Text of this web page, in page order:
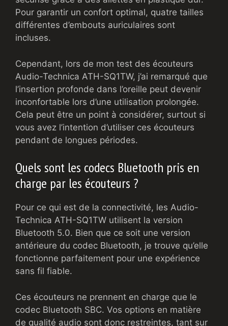
Pour garantir un confort optimal, quatre tailles
différentes d’embouts auriculaires sont
incluses.
Cependant, lors de mon test des écouteurs
Audio-Technica ATH-SQ1TW, j’ai remarqué que
l’insertion profonde dans l’oreille peut devenir
inconfortable lors d’une utilisation prolongée.
Cela peut être un point à considérer, surtout si
vous avez l’intention d’utiliser ces écouteurs
pendant de longues périodes.
Quels sont les codecs Bluetooth pris en
charge par les écouteurs ?
Pour ce qui est de la connectivité, les Audio-
Technica ATH-SQ1TW utilisent la version
Bluetooth 5.0. Bien que ce soit une version
antérieure du codec Bluetooth, je trouve qu’elle
fonctionne parfaitement pour une expérience
sans fil fiable.
Ces écouteurs ne prennent en charge que le
codec Bluetooth SBC. Vos options en matière
de qualité audio sont donc restreintes, tant sur